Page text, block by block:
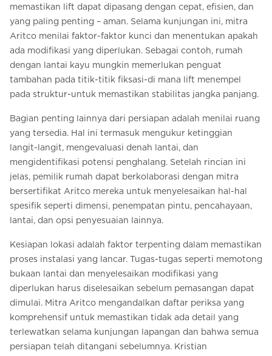
memastikan lift dapat dipasang dengan cepat, efisien, dan
yang paling penting – aman. Selama kunjungan ini, mitra
Aritco menilai faktor-faktor kunci dan menentukan apakah
ada modifikasi yang diperlukan. Sebagai contoh, rumah
dengan lantai kayu mungkin memerlukan penguat
tambahan pada titik-titik fiksasi-di mana lift menempel
pada struktur-untuk memastikan stabilitas jangka panjang.
Bagian penting lainnya dari persiapan adalah menilai ruang
yang tersedia. Hal ini termasuk mengukur ketinggian
langit-langit, mengevaluasi denah lantai, dan
mengidentifikasi potensi penghalang. Setelah rincian ini
jelas, pemilik rumah dapat berkolaborasi dengan mitra
bersertifikat Aritco mereka untuk menyelesaikan hal-hal
spesifik seperti dimensi, penempatan pintu, pencahayaan,
lantai, dan opsi penyesuaian lainnya.
Kesiapan lokasi adalah faktor terpenting dalam memastikan
proses instalasi yang lancar. Tugas-tugas seperti memotong
bukaan lantai dan menyelesaikan modifikasi yang
diperlukan harus diselesaikan sebelum pemasangan dapat
dimulai. Mitra Aritco mengandalkan daftar periksa yang
komprehensif untuk memastikan tidak ada detail yang
terlewatkan selama kunjungan lapangan dan bahwa semua
persiapan telah ditangani sebelumnya. Kristian